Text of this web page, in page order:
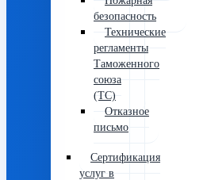
безопасность
Технические
регламенты
Таможенного
союза
(ТС)
Отказное
письмо
Сертификация
услуг в